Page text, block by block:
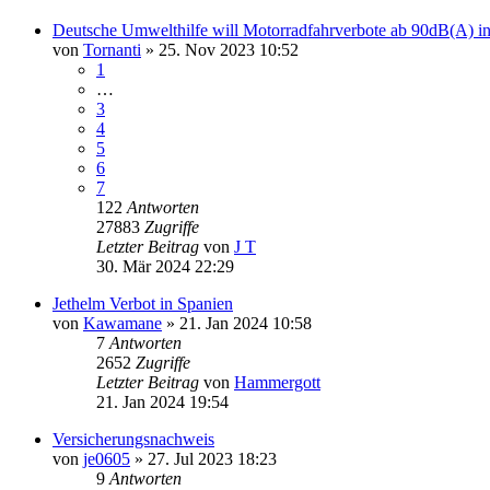
Deutsche Umwelthilfe will Motorradfahrverbote ab 90dB(A)
von Tornanti » 25. Nov 2023 10:52
1
…
3
4
5
6
7
122 Antworten
27883 Zugriffe
Letzter Beitrag von J T
30. Mär 2024 22:29
Jethelm Verbot in Spanien
von Kawamane » 21. Jan 2024 10:58
7 Antworten
2652 Zugriffe
Letzter Beitrag von Hammergott
21. Jan 2024 19:54
Versicherungsnachweis
von je0605 » 27. Jul 2023 18:23
9 Antworten